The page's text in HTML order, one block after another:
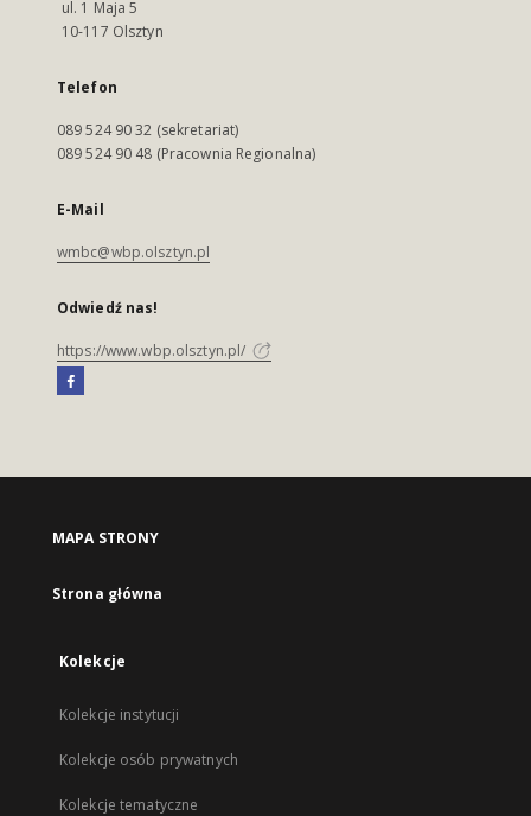
ul. 1 Maja 5
10-117 Olsztyn
Telefon
089 524 90 32 (sekretariat)
089 524 90 48 (Pracownia Regionalna)
E-Mail
wmbc@wbp.olsztyn.pl
Odwiedź nas!
https://www.wbp.olsztyn.pl/
MAPA STRONY
Strona główna
Kolekcje
Kolekcje instytucji
Kolekcje osób prywatnych
Kolekcje tematyczne